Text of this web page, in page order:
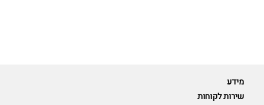
מידע
שירות לקוחות